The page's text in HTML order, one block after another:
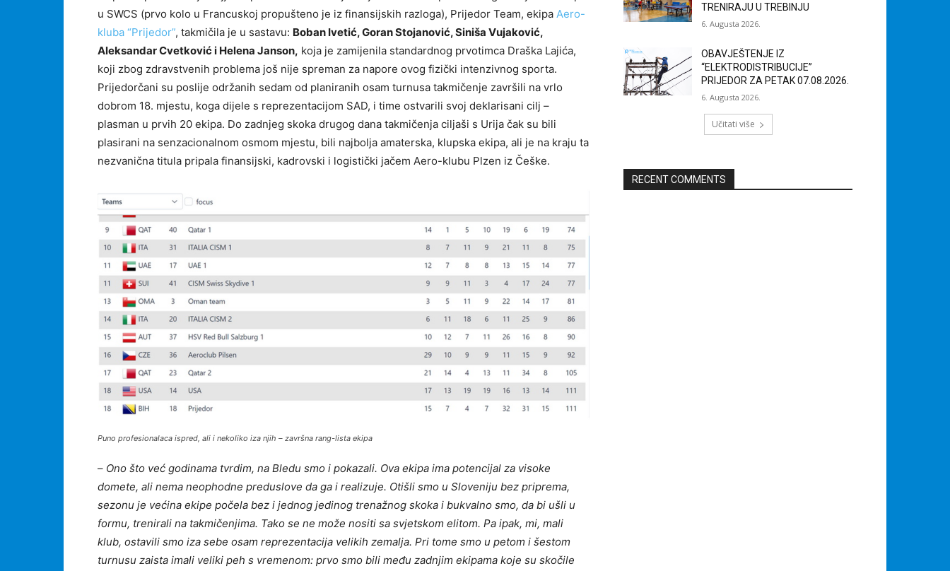
u SWCS (prvo kolo u Francuskoj propušteno je iz finansijskih razloga), Prijedor Team, ekipa Aero-
kluba “Prijedor”, takmičila je u sastavu: Boban Ivetić, Goran Stojanović, Siniša Vujaković,
Aleksandar Cvetković i Helena Janson, koja je zamijenila standardnog prvotimca Draška Lajića,
koji zbog zdravstvenih problema još nije spreman za napore ovog fizički intenzivnog sporta.
Prijedorčani su poslije održanih sedam od planiranih osam turnusa takmičenje završili na vrlo
dobrom 18. mjestu, koga dijele s reprezentacijom SAD, i time ostvarili svoj deklarisani cilj –
plasman u prvih 20 ekipa. Do zadnjeg skoka drugog dana takmičenja ciljaši s Urija čak su bili
plasirani na senzacionalnom osmom mjestu, bili najbolja amaterska, klupska ekipa, ali je na kraju ta
nezvanična titula pripala finansijski, kadrovski i logistički jačem Aero-klubu Plzen iz Češke.
Puno profesionalaca ispred, ali i nekoliko iza njih – završna rang-lista ekipa
– Ono što već godinama tvrdim, na Bledu smo i pokazali. Ova ekipa ima potencijal za visoke
domete, ali nema neophodne preduslove da ga i realizuje. Otišli smo u Sloveniju bez priprema,
sezonu je većina ekipe počela bez i jednog jedinog trenažnog skoka i bukvalno smo, da bi ušli u
formu, trenirali na takmičenjima. Tako se ne može nositi sa svjetskom elitom. Pa ipak, mi, mali
klub, ostavili smo iza sebe osam reprezentacija velikih zemalja. Pri tome smo u petom i šestom
turnusu zaista imali veliki peh s vremenom: prvo smo bili među zadnjim ekipama koje su skočile
TRENIRAJU U TREBINJU
6. Augusta 2026.
OBAVJEŠTENJE IZ
“ELEKTRODISTRIBUCIJE”
PRIJEDOR ZA PETAK 07.08.2026.
6. Augusta 2026.
Učitati više
RECENT COMMENTS